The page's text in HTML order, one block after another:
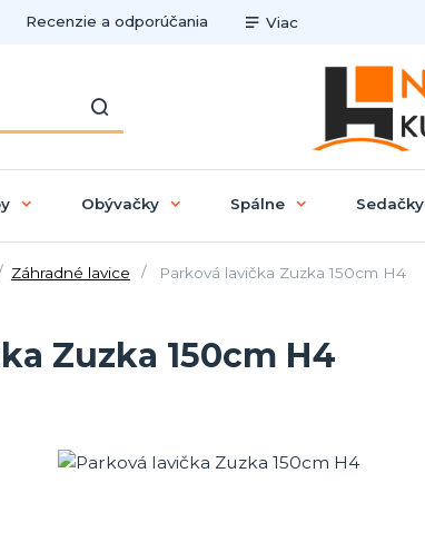
Recenzie a odporúčania Viac
Obývačky Spálne Sedačky
Záhradné lavice Parková lavička Zuzka 150cm H4
Zuzka 150cm H4